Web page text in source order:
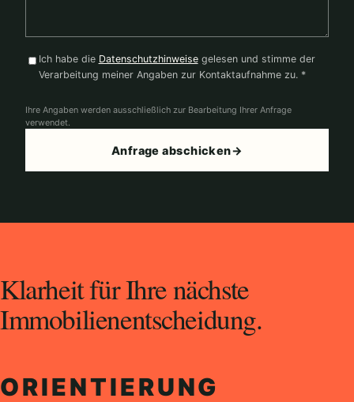
Ich habe die Datenschutzhinweisegelesen und stimme der
Verarbeitung meiner Angaben zur Kontaktaufnahme zu. *
Ihre Angaben werden ausschließlich zur Bearbeitung Ihrer Anfrage
verwendet.
Anfrage abschicken→
Klarheit für Ihre nächste
Immobilienentscheidung.
ORIENTIERUNG